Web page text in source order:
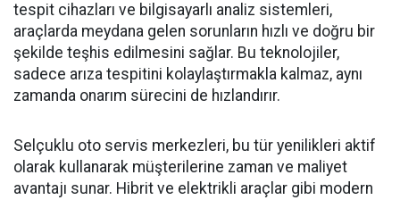
tespit cihazları ve bilgisayarlı analiz sistemleri,
araçlarda meydana gelen sorunların hızlı ve doğru bir
şekilde teşhis edilmesini sağlar. Bu teknolojiler,
sadece arıza tespitini kolaylaştırmakla kalmaz, aynı
zamanda onarım sürecini de hızlandırır.
Selçuklu oto servis merkezleri, bu tür yenilikleri aktif
olarak kullanarak müşterilerine zaman ve maliyet
avantajı sunar. Hibrit ve elektrikli araçlar gibi modern